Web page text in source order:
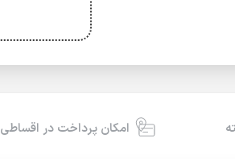
امکان پرداخت در اقساطی